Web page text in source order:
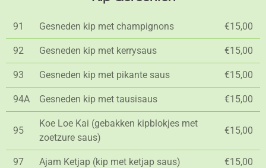
91 Gesneden kip met champignons €15,00
92 Gesneden kip met kerrysaus €15,00
93 Gesneden kip met pikante saus €15,00
94A Gesneden kip met tausisaus €15,00
95
Koe Loe Kai (gebakken kipblokjes met
zoetzure saus)
€15,00
97 Ajam Ketjap (kip met ketjap saus) €15,00